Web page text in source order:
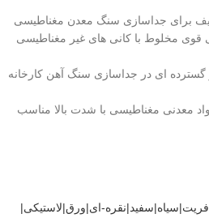
برای جداسازی سنگ معدن مغناطیسی
مخلوط با کانی های غیر مغناطیسی
گسترده ای در جداسازی سنگ آهن کارخانه
معدنی مغناطیسی با شدت بالا مناسب
ای|ورق|لاستیکی|